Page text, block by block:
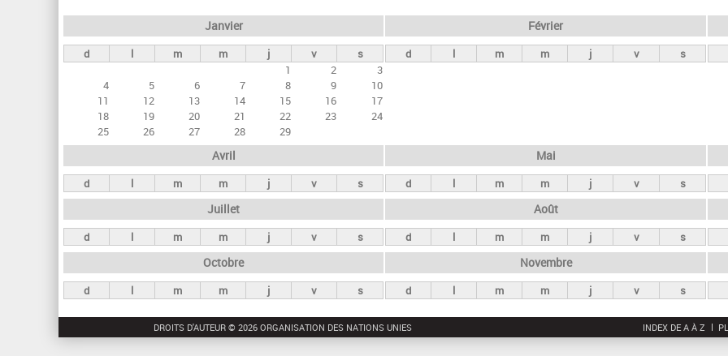
e
t
s
n
c
i
p
a
x
Janvier
d l m m j v
s
1
2
3
4
5 6 7 8 9
10
11
12 13 14 15 16
17
18
19 20 21 22 23
24
25
26 27 28 29
Février
d l m m j v s
Avril
d l m m j v s
Mai
d l m m j v s
Juillet
d l m m j v s
Août
d l m m j v s
Octobre
d l m m j v s
Novembre
d l m m j v s
DROITS D'AUTEUR © 2026 ORGANISATION DES NATIONS UNIES INDEX DE A À Z